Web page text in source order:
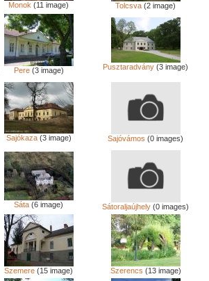
Monok (11 image) Tolcsva (2 image)
Pere(3 image) Pusztaradvány (3 image)
Sajókaza(3 image) Sajóvámos (0 images)
Sáta (6 image) Sátoraljaújhely (0 images)
Szemere (15 image) Szerencs (13 image)